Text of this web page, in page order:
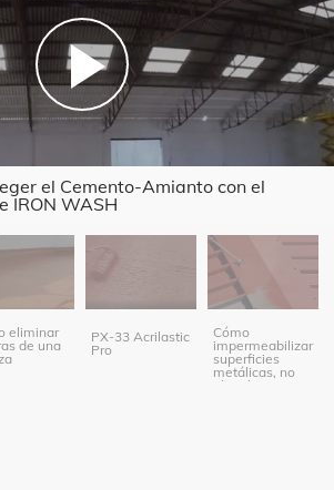
el Cemento-Amianto con el
IRON WASH
eliminar
de una
PX-33 Acrilastic
Pro
Cómo
impermeabilizar
superficies
metálicas, no
absorbentes,